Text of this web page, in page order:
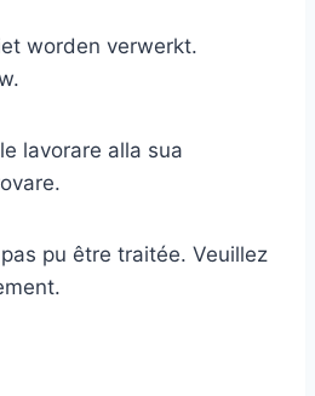
worden verwerkt.
lavorare alla sua
pu être traitée. Veuillez